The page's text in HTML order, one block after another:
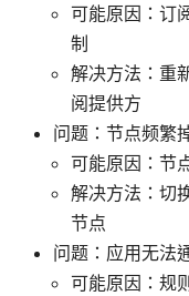
可能原因：订
制
解决方法：重
阅提供方
问题：节点频繁
可能原因：节
解决方法：切
节点
问题：应用无法
可能原因：规